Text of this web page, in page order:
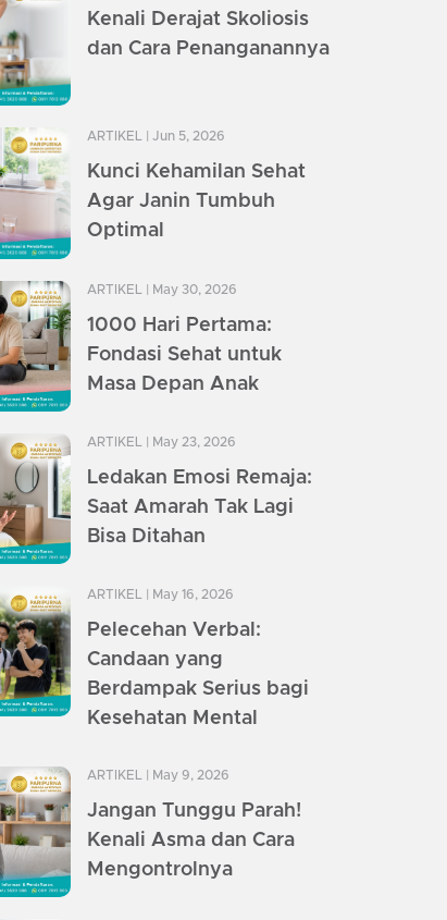
Kenali Derajat Skoliosis
dan Cara Penanganannya
ARTIKEL | Jun 5, 2026
Kunci Kehamilan Sehat
Agar Janin Tumbuh
Optimal
ARTIKEL | May 30, 2026
1000 Hari Pertama:
Fondasi Sehat untuk
Masa Depan Anak
ARTIKEL | May 23, 2026
Ledakan Emosi Remaja:
Saat Amarah Tak Lagi
Bisa Ditahan
ARTIKEL | May 16, 2026
Pelecehan Verbal:
Candaan yang
Berdampak Serius bagi
Kesehatan Mental
ARTIKEL | May 9, 2026
Jangan Tunggu Parah!
Kenali Asma dan Cara
Mengontrolnya